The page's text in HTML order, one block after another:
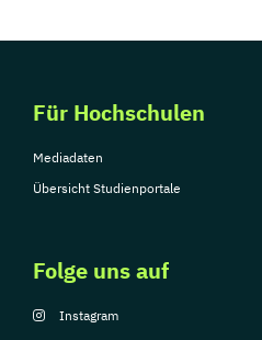
Für Hochschulen
Mediadaten
Übersicht Studienportale
Folge uns auf
Instagram